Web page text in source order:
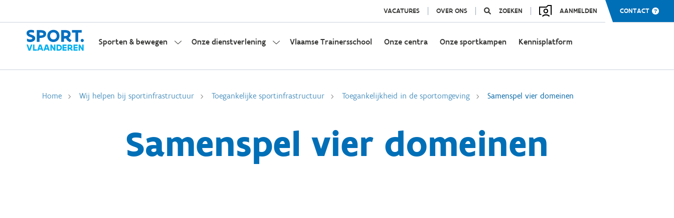
VACATURES OVER ONS ZOEKEN AANMELDEN CONTACT
Sporten & bewegen Onze dienstverlening Vlaamse Trainersschool Onze centra Onze sportkampen Kennisplatform
Home Wij helpen bij sportinfrastructuur Toegankelijke sportinfrastructuur Toegankelijkheid in de sportomgeving Samenspel vier domeinen
Samenspel vier domeinen